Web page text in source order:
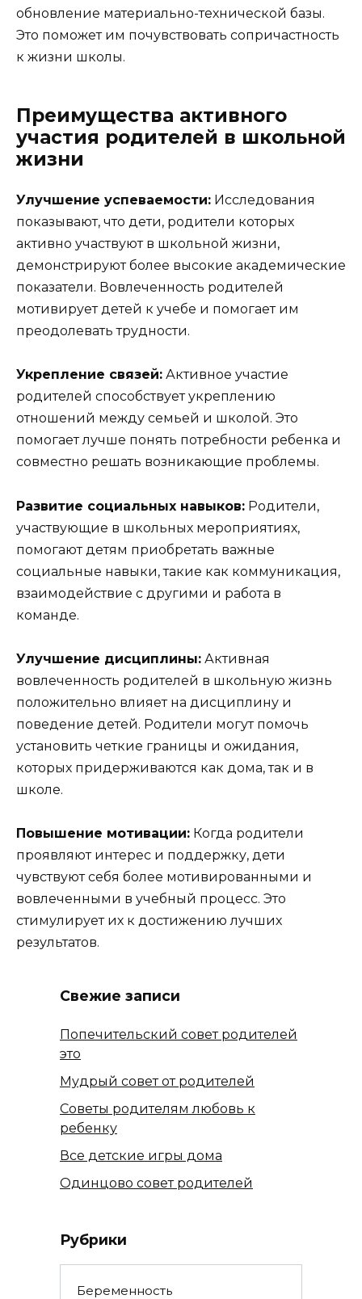
обновление материально-технической базы.
Это поможет им почувствовать сопричастность
к жизни школы.
Преимущества активного
участия родителей в школьной
жизни
Улучшение успеваемости: Исследования
показывают, что дети, родители которых
активно участвуют в школьной жизни,
демонстрируют более высокие академические
показатели. Вовлеченность родителей
мотивирует детей к учебе и помогает им
преодолевать трудности.
Укрепление связей: Активное участие
родителей способствует укреплению
отношений между семьей и школой. Это
помогает лучше понять потребности ребенка и
совместно решать возникающие проблемы.
Развитие социальных навыков: Родители,
участвующие в школьных мероприятиях,
помогают детям приобретать важные
социальные навыки, такие как коммуникация,
взаимодействие с другими и работа в
команде.
Улучшение дисциплины: Активная
вовлеченность родителей в школьную жизнь
положительно влияет на дисциплину и
поведение детей. Родители могут помочь
установить четкие границы и ожидания,
которых придерживаются как дома, так и в
школе.
Повышение мотивации: Когда родители
проявляют интерес и поддержку, дети
чувствуют себя более мотивированными и
вовлеченными в учебный процесс. Это
стимулирует их к достижению лучших
результатов.
Свежие записи
Попечительский совет родителей
это
Мудрый совет от родителей
Советы родителям любовь к
ребенку
Все детские игры дома
Одинцово совет родителей
Рубрики
Беременность